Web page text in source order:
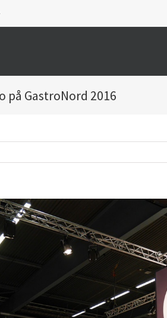
GastroNord 2016